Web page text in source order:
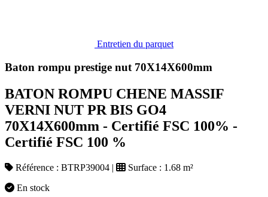
Entretien du parquet
Baton rompu prestige nut 70X14X600mm
BATON ROMPU CHENE MASSIF
VERNI NUT PR BIS GO4
70X14X600mm - Certifié FSC 100% -
Certifié FSC 100 %
Référence : BTRP39004 | Surface : 1.68 m²
En stock